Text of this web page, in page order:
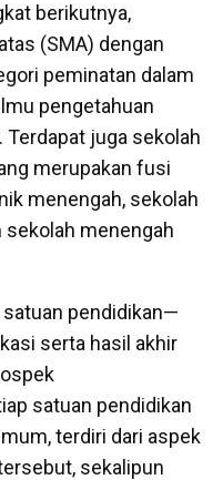
berikutnya,
(SMA) dengan
peminatan dalam
pengetahuan
Terdapat juga sekolah
merupakan fusi
menengah, sekolah
menengah
pendidikan—
serta hasil akhir
satuan pendidikan
terdiri dari aspek
sekalipun